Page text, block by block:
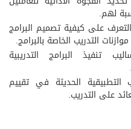
لهم.
على كيفية تصميم البرامج
التدريب الخاصة بالبرامج.
تنفيذ البرامج التدريبية
التطبيقية الحديثة في تقييم
على التدريب.